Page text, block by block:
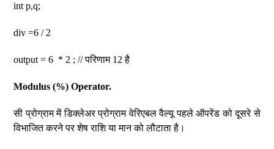
int p,q;
div =6 / 2
output = 6 * 2 ; // परिणाम 12 है
Modulus (%) Operator.
सी प्रोग्राम में डिक्लेअर प्रोग्राम वेरिएबल वैल्यू पहले ऑपरेंड को दूसरे से
विभाजित करने पर शेष राशि या मान को लौटाता है।